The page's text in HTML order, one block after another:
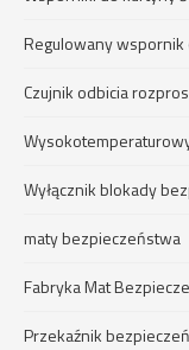
Regulowany
Czujnik odbicia
Wyłącznik blokady
maty bezpieczeństwa
Fabryka Mat
Przekaźnik